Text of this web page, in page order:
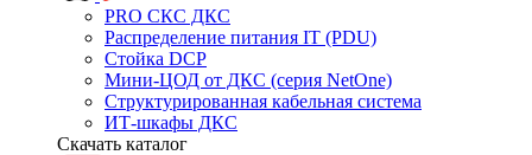
PRO СКС ДКС
Распределение питания IT (PDU)
Стойка DCP
Мини-ЦОД от ДКС (серия NetOne)
Структурированная кабельная система
ИТ-шкафы ДКС
Скачать каталог